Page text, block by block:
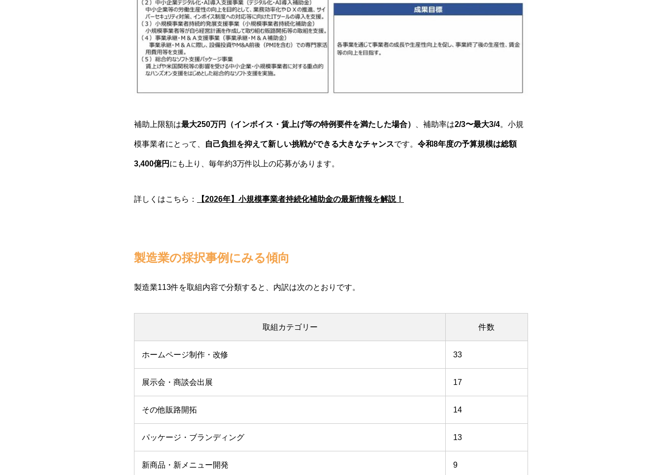
補助上限額は最大250万円（インボイス・賃上げ等の特例要件を満たした場合） 、補助率は2/3〜最大3/4。小規
模事業者にとって、 自己負担を抑えて新しい挑戦ができる大きなチャンスです。 令和8年度の予算規模は総額
3,400億円 にも上り、毎年約3万件以上の応募があります。
詳しくはこちら： 【2026年】小規模事業者持続化補助金の最新情報を解説！
製造業の採択事例にみる傾向
製造業113件を取組内容で分類すると、内訳は次のとおりです。
取組カテゴリー 件数
ホームページ制作・改修 33
展示会・商談会出展 17
その他販路開拓 14
パッケージ・ブランディング 13
新商品・新メニュー開発 9